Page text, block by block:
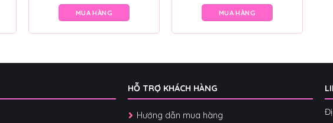
MUA HÀNG MUA HÀNG
HỖ TRỢ KHÁCH HÀNG
Hướng dẫn mua hàng